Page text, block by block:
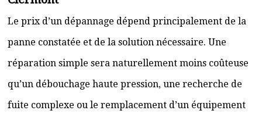
Le prix d’un dépannage dépend principalement de la
panne constatée et de la solution nécessaire. Une
réparation simple sera naturellement moins coûteuse
qu’un débouchage haute pression, une recherche de
fuite complexe ou le remplacement d’un équipement